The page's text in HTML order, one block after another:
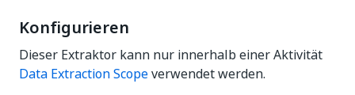
Konfigurieren
Dieser Extraktor kann nur innerhalb einer Aktivität
Data Extraction Scopeverwendet werden.